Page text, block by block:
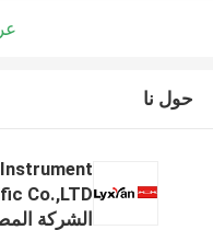
حول نا
الشركة